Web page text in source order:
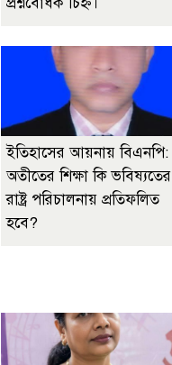
ইতিহাসের আয়নায় বিএনপি:
অতীতের শিক্ষা কি ভবিষ্যতের
রাষ্ট্র পরিচালনায় প্রতিফলিত
হবে?